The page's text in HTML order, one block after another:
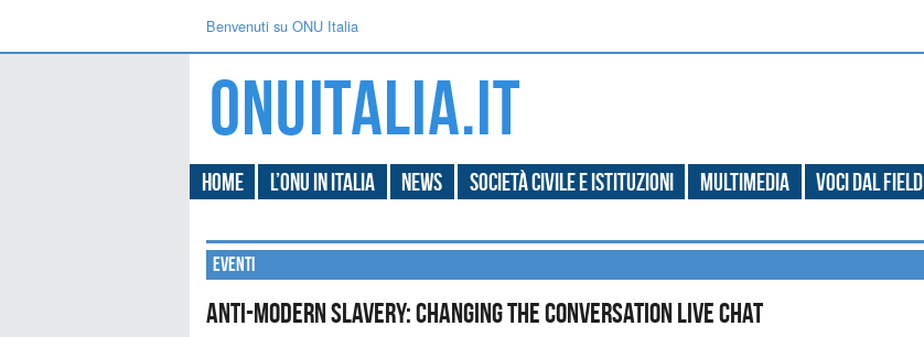
Benvenuti su ONU Italia
Home L’ONU in Italia News Società civile e Istituzioni Multimedia Voci dal field
Eventi
Anti-Modern Slavery: Changing the Conversation Live Chat